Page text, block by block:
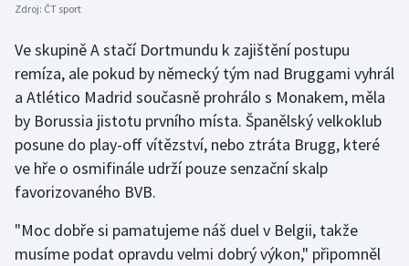
Triatlon
Vodní slalom
Volejbal
Ostatní
Zdroj: ČT sport
Ve skupině A stačí Dortmundu k zajištění postupu
remíza, ale pokud by německý tým nad Bruggami vyhrál
a Atlético Madrid současně prohrálo s Monakem, měla
by Borussia jistotu prvního místa. Španělský velkoklub
posune do play-off vítězství, nebo ztráta Brugg, které
ve hře o osmifinále udrží pouze senzační skalp
favorizovaného BVB.
"Moc dobře si pamatujeme náš duel v Belgii, takže
musíme podat opravdu velmi dobrý výkon," připomněl